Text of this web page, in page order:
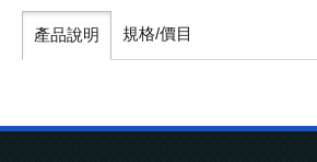
產品說明 規格/價目